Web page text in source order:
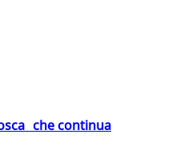
che continua